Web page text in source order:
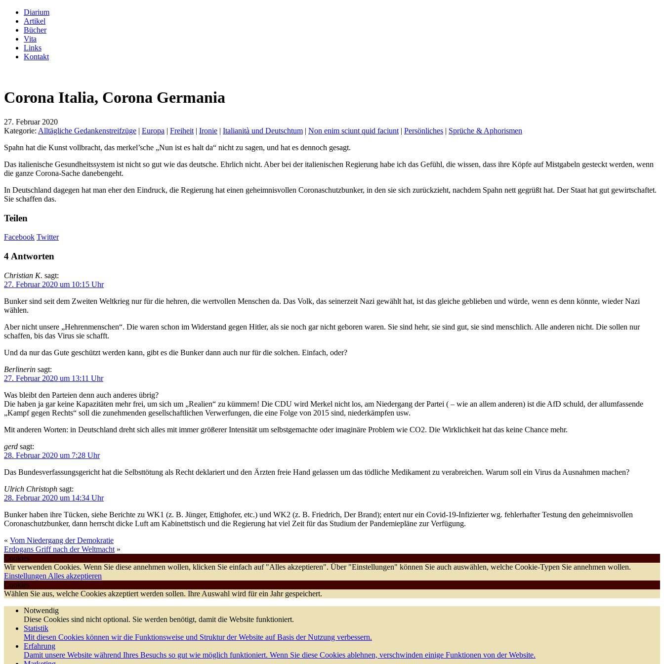
Diarium
Artikel
Bücher
Vita
Links
Kontakt
Corona Italia, Corona Germania
27. Februar 2020
Kategorie: Alltägliche Gedankenstreifzüge | Europa | Freiheit | Ironie | Italianità und Deutschtum | Non enim sciunt quid faciunt | Persönliches | Sprüche & Aphorismen
Spahn hat die Kunst vollbracht, das merkel’sche „Nun ist es halt da“ nicht zu sagen, und hat es dennoch gesagt.
Das italienische Gesundheitssystem ist nicht so gut wie das deutsche. Ehrlich nicht. Aber bei der italienischen Regierung habe ich das Gefühl, die wissen, dass ihre Köpfe auf Mistgabeln gesteckt werden, wenn
die ganze Corona-Sache danebengeht.
In Deutschland dagegen hat man eher den Eindruck, die Regierung hat einen geheimnisvollen Coronaschutzbunker, in den sie sich zurückzieht, nachdem Spahn nett gegrüßt hat. Der Staat hat gut gewirtschaftet.
Sie schaffen das.
Teilen
Facebook Twitter
4 Antworten
Christian K. sagt:
27. Februar 2020 um 10:15 Uhr
Bunker sind seit dem Zweiten Weltkrieg nur für die hehren, die wertvollen Menschen da. Das Volk, das seinerzeit Nazi gewählt hat, ist das gleiche geblieben und würde, wenn es denn könnte, wieder Nazi
wählen.
Aber nicht unsere „Hehrenmenschen“. Die waren schon im Widerstand gegen Hitler, als sie noch gar nicht geboren waren. Sie sind hehr, sie sind gut, sie sind menschlich. Alle anderen nicht. Die sollen nur
schaffen, bis das Virus sie schafft.
Und da nur das Gute geschützt werden kann, gibt es die Bunker dann auch nur für die solchen. Einfach, oder?
Berlinerin sagt:
27. Februar 2020 um 13:11 Uhr
Was bleibt den Parteien denn auch anderes übrig?
Die haben ja gar keine Kapazitäten mehr frei, um sich um „Realien“ zu kümmern! Die CDU wird Merkel nicht los, am Niedergang der Partei ( – wie an allem anderen) ist die AfD schuld, der allumfassende
„Kampf gegen Rechts“ soll die zunehmenden gesellschaftlichen Verwerfungen, die eine Folge von 2015 sind, niederkämpfen usw.
Mit anderen Worten: in Deutschland dreht sich alles mit immer größerer Intensität um selbstgemachte oder imaginäre Problem wie CO2. Die Wirklichkeit hat das keine Chance mehr.
gerd sagt:
28. Februar 2020 um 7:28 Uhr
Das Bundesverfassungsgericht hat die Selbsttötung als Recht deklariert und den Ärzten freie Hand gelassen um das tödliche Medikament zu verabreichen. Warum soll ein Virus da Ausnahmen machen?
Ulrich Christoph sagt:
28. Februar 2020 um 14:34 Uhr
Bunker haben ihre Tücken, siehe Berichte zu WK1 (z. B. Jünger, Ettighofer, etc.) und WK2 (z. B. Friedrich, Der Brand); entert nur ein Covid-19-Infizierter wg. fehlerhafter Testung den geheimnisvollen
Coronaschutzbunker, dann herrscht dicke Luft am Kabinettstisch und die Regierung hat viel Zeit für das Studium der Pandemiepläne zur Verfügung.
« Vom Niedergang der Demokratie
Erdogans Griff nach der Weltmacht »
Cookies
Wir verwenden Cookies. Wenn Sie diese annehmen wollen, klicken Sie einfach auf "Alles akzeptieren". Über "Einstellungen" können Sie auch auswählen, welche Cookie-Typen Sie annehmen wollen.
Einstellungen Alles akzeptieren
Cookies
Wählen Sie aus, welche Cookies akzeptiert werden sollen. Ihre Auswahl wird für ein Jahr gespeichert.
Notwendig
Diese Cookies sind nicht optional. Sie werden benötigt, damit die Website funktioniert.
Statistik
Mit diesen Cookies können wir die Funktionsweise und Struktur der Website auf Basis der Nutzung verbessern.
Erfahrung
Damit unsere Website während Ihres Besuchs so gut wie möglich funktioniert. Wenn Sie diese Cookies ablehnen, verschwinden einige Funktionen von der Website.